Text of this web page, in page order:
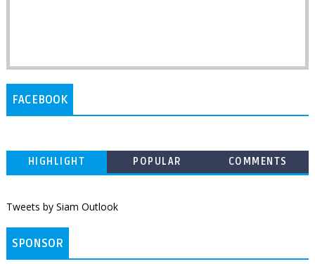
FACEBOOK
HIGHLIGHT POPULAR COMMENTS
Tweets by Siam Outlook
SPONSOR